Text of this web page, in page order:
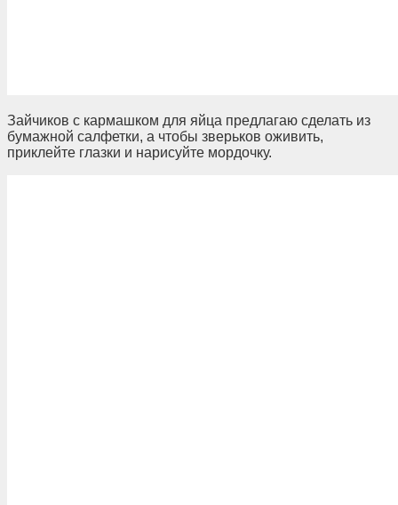
Зайчиков с кармашком для яйца предлагаю сделать из
бумажной салфетки, а чтобы зверьков оживить,
приклейте глазки и нарисуйте мордочку.